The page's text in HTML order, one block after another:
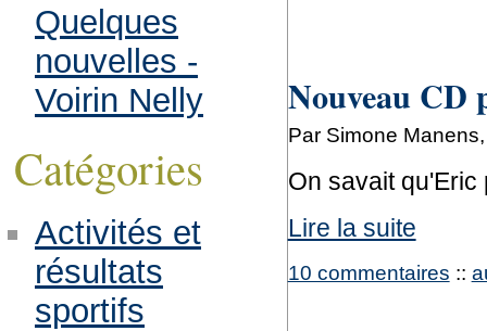
Nouveau CD
Par Simone
On savait
Lire la suite
10 commentaires ::
Quelques
nouvelles -
Voirin Nelly
Catégories
Activités et
résultats
sportifs